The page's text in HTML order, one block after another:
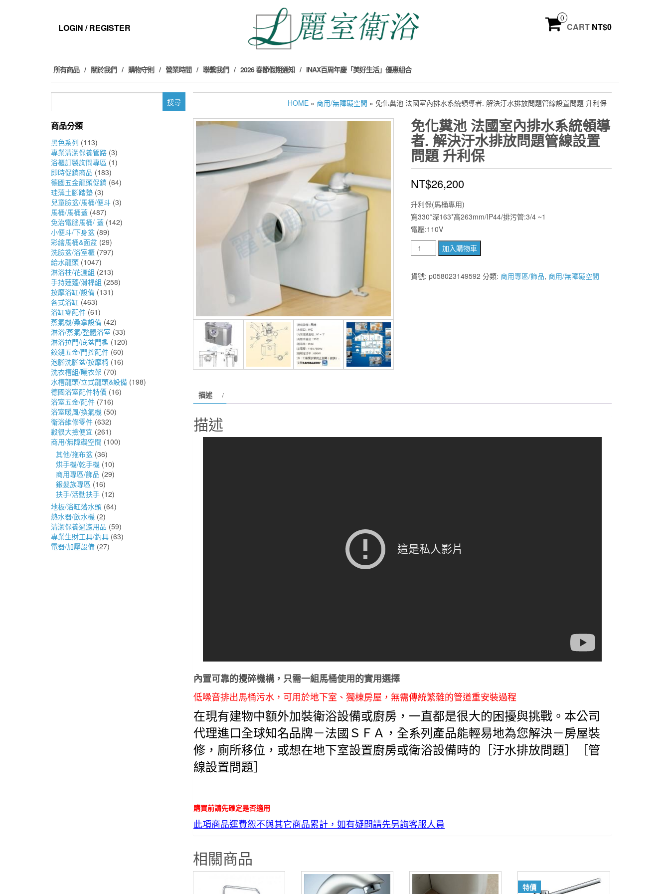
LOGIN / REGISTER
0
CART NT$0
所有商品 關於我們 購物守則 營業時間 聯繫我們 2026 春節假期通知 INAX百周年慶「美好生活」優惠組合
鍵
商品分類
黑色系列 (113)
專業清潔保養管路 (3)
浴櫃訂製詢問專區 (1)
即時促銷商品 (183)
德國五金龍頭促銷 (64)
珪藻土腳踏墊 (3)
兒童臉盆/馬桶/便斗 (3)
馬桶/馬桶蓋 (487)
免治電腦馬桶/ 蓋 (142)
小便斗/下身盆 (89)
彩繪馬桶&面盆 (29)
洗臉盆/浴室櫃 (797)
給水龍頭 (1047)
淋浴柱/花灑組 (213)
手持蓮蓬/滑桿組 (258)
按摩浴缸/設備 (131)
各式浴缸 (463)
浴缸零配件 (61)
蒸氣機/桑拿設備 (42)
淋浴/蒸氣/整體浴室 (33)
淋浴拉門/底盆門檻 (120)
鉸鏈五金/門控配件 (60)
泡腳洗腳盆/按摩椅 (16)
洗衣槽組/曬衣架 (70)
水槽龍頭/立式龍頭&設備 (198)
德國浴室配件特價 (16)
浴室五金/配件 (716)
浴室暖風/換氣機 (50)
衛浴維修零件 (632)
殺很大撿便宜 (261)
商用/無障礙空間 (100)
其他/拖布盆 (36)
烘手機/乾手機 (10)
商用專區/飾品 (29)
銀髮族專區 (16)
扶手/活動扶手 (12)
地板/浴缸落水頭 (64)
熱水器/飲水機 (2)
清潔保養過濾用品 (59)
專業生財工具/釣具 (63)
電器/加壓設備 (27)
HOME » 商用/無障礙空間 » 免化糞池 法國室內排水系統領導者. 解決汙水排放問題管線設置問題 升利保
免化糞池 法國室內排水系統領導
者. 解決汙水排放問題管線設置
問題 升利保
NT$26,200
升利保(馬桶專用)
寬330*深163*高263mm/IP44/排污管:3/4 ~1
電壓:110V
化
糞
池
線
加入購物車
貨號: p058023149592 分類: 商用專區/飾品, 商用/無障礙空間
描述
描述
內置可靠的攪碎機構，只需一組馬桶使用的實用選擇
低噪音排出馬桶污水，可用於地下室、獨棟房屋，無需傳統繁雜的管道重安裝過程
在現有建物中額外加裝衛浴設備或廚房，一直都是很大的困擾與挑戰。本公司
代理進口全球知名品牌－法國ＳＦＡ，全系列產品能輕易地為您解決－房屋裝
修，廁所移位，或想在地下室設置廚房或衛浴設備時的［汙水排放問題］［管
線設置問題］
購買前請先確定是否適用
此項商品運費恕不與其它商品累計，如有疑問請先另詢客服人員
相關商品
特價